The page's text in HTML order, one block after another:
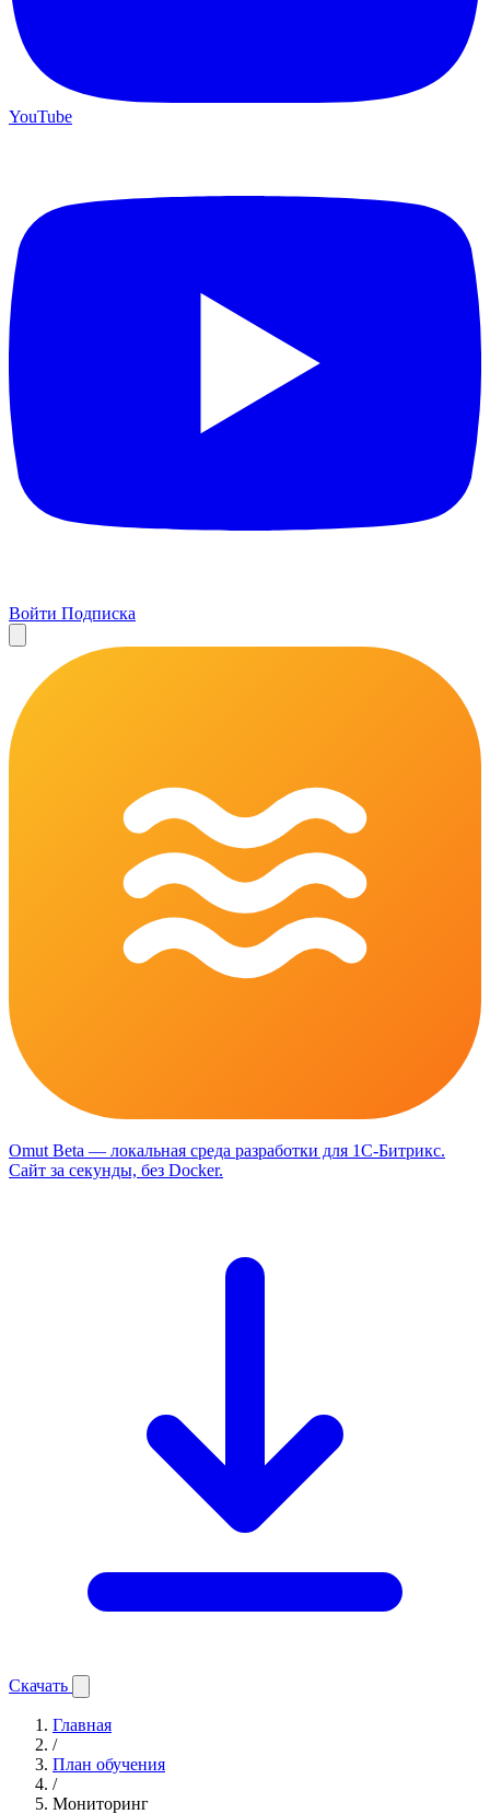
YouTube
Войти Подписка
Omut Beta — локальная среда разработки для 1С-Битрикс.
Сайт за секунды, без Docker.
Скачать
Главная
/
План обучения
/
Мониторинг